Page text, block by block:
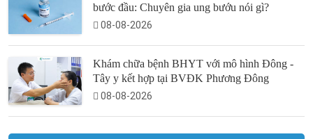
bước đầu: Chuyên gia ung bướu nói gì?
08-08-2026
Khám chữa bệnh BHYT với mô hình Đông -
Tây y kết hợp tại BVĐK Phương Đông
08-08-2026